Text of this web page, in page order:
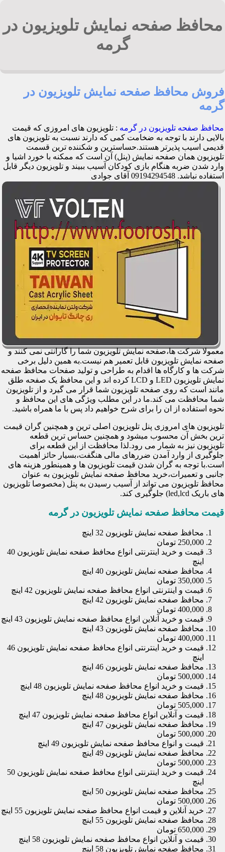
محافظ صفحه نمایش تلویزیون در
گرمه
فروش محافظ صفحه نمایش تلویزیون در
گرمه
محافظ صفحه تلویزیون در گرمه : تلویزیون های امروزی که قیمت
بالایی دارند با توجه به ضخامت کمی که دارند نسبت به تلویزیون های
قدیمی اسیب پذیرتر هستند.حساسترین و شکننده ترین قسمت
تلویزیون همان صفحه نمایش (پنل) آن است که ممکنه با خورد اشیا و
وارد شدن ضربه هنگام بازی کودکان آسیب ببیند و تلویزیون دیگر قابل
استفاده نباشد. 09194294548 آقای جوادی
معمولا شرکت ها،صفحه نمایش تلویزیون شما را گارانتی نمی کنند و
صفحه نمایش تلویزیون قابل تعمیر هم نیست.به همین دلیل برخی
شرکت ها و کارگاه ها اقدام به طراحی و تولید صفحات محافظ صفحه
نمایش تلویزیون LED و LCD کرده اند و این محافظ یک صفحه طلق
مانند است که روی صفحه تلویزیون شما قرار می گیرد و از تلویزیون
شما محافظت می کند.ما در این مطلب ویژگی های این محافظ و
نحوه استفاده از ان را برای شرح خواهیم داد پس با ما همراه باشید.
تلویزیون های امروزی پنل تلویزیون اصلی ترین و همچنین گران قیمت
ترین بخش آن محسوب میشود و همچنین حساس ترین قطعه
تلویزیون نیز به شمار می رود.لذا محافظت از این قطعه برای
جلوگیری از وارد آمدن ضررهای مالی هنگفت،بسیار حائز اهمیت
است.با توجه به گران شدن قیمت تلویزیون ها و همینطور هزینه های
جانبی و تعمیرات،خرید محافظ صفحه نمایش تلویزیون به عنوان
محافظ تلویزیون می تواند از آسیب رسیدن به پنل (مخصوصا تلویزیون
های باریک led,lcd) جلوگیری کند.
قیمت محافظ صفحه نمایش تلویزیون در گرمه
محافظ صفحه نمایش تلویزیون 32 اینچ
250,000 تومان
قیمت و خرید اینترنتی انواع محافظ صفحه نمایش تلویزیون 40
اینچ
محافظ صفحه نمایش تلویزیون 40 اینچ
350,000 تومان
قیمت و اینترنتی انواع محافظ صفحه نمایش تلویزیون 42 اینچ
محافظ صفحه نمایش تلویزیون 42 اینچ
400,000 تومان
قیمت و خرید آنلاین انواع محافظ صفحه نمایش تلویزیون 43 اینچ
محافظ صفحه نمایش تلویزیون 43 اینچ
400,000 تومان
قیمت و خرید اینترنتی انواع محافظ صفحه نمایش تلویزیون 46
اینچ
محافظ صفحه نمایش تلویزیون 46 اینچ
500,000 تومان
قیمت و خرید انواع محافظ صفحه نمایش تلویزیون 48 اینچ
محافظ صفحه نمایش تلویزیون 48 اینچ
505,000 تومان
قیمت و آنلاین انواع محافظ صفحه نمایش تلویزیون 47 اینچ
محافظ صفحه نمایش تلویزیون 47 اینچ
500,000 تومان
قیمت و انواع محافظ صفحه نمایش تلویزیون 49 اینچ
محافظ صفحه نمایش تلویزیون 49 اینچ
500,000 تومان
قیمت و خرید اینترنتی انواع محافظ صفحه نمایش تلویزیون 50
اینچ
محافظ صفحه نمایش تلویزیون 50 اینچ
500,000 تومان
خرید آنلاین و قیمت انواع محافظ صفحه نمایش تلویزیون 55 اینچ
محافظ صفحه نمایش تلویزیون 55 اینچ
650,000 تومان
قیمت و آنلاین انواع محافظ صفحه نمایش تلویزیون 58 اینچ
محافظ صفحه نمایش تلویزیون 58 اینچ